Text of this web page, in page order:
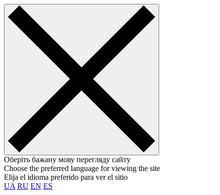
Оберіть бажану мову перегляду сайту
Choose the preferred language for viewing the site
Elija el idioma preferido para ver el sitio
UA RU EN ES